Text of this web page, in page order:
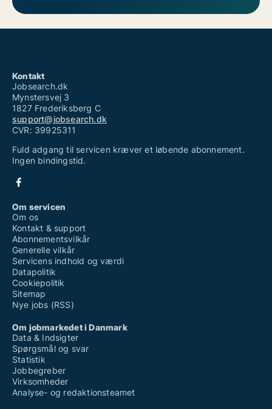
Kontakt
Jobsearch.dk
Mynstersvej 3
1827 Frederiksberg C
support@jobsearch.dk
CVR: 39925311
Fuld adgang til servicen kræver et løbende abonnement.
Ingen bindingstid.
Om servicen
Om os
Kontakt & support
Abonnementsvilkår
Generelle vilkår
Servicens indhold og værdi
Datapolitik
Cookiepolitik
Sitemap
Nye jobs (RSS)
Om jobmarkedet i Danmark
Data & Indsigter
Spørgsmål og svar
Statistik
Jobbegreber
Virksomheder
Analyse- og redaktionsteamet